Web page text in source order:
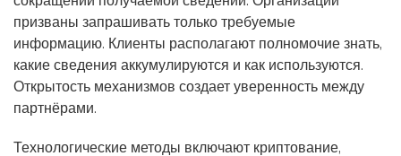
призваны запрашивать только требуемые
информацию. Клиенты располагают полномочие знать,
какие сведения аккумулируются и как используются.
Открытость механизмов создает уверенность между
партнёрами.
Технологические методы включают криптование,